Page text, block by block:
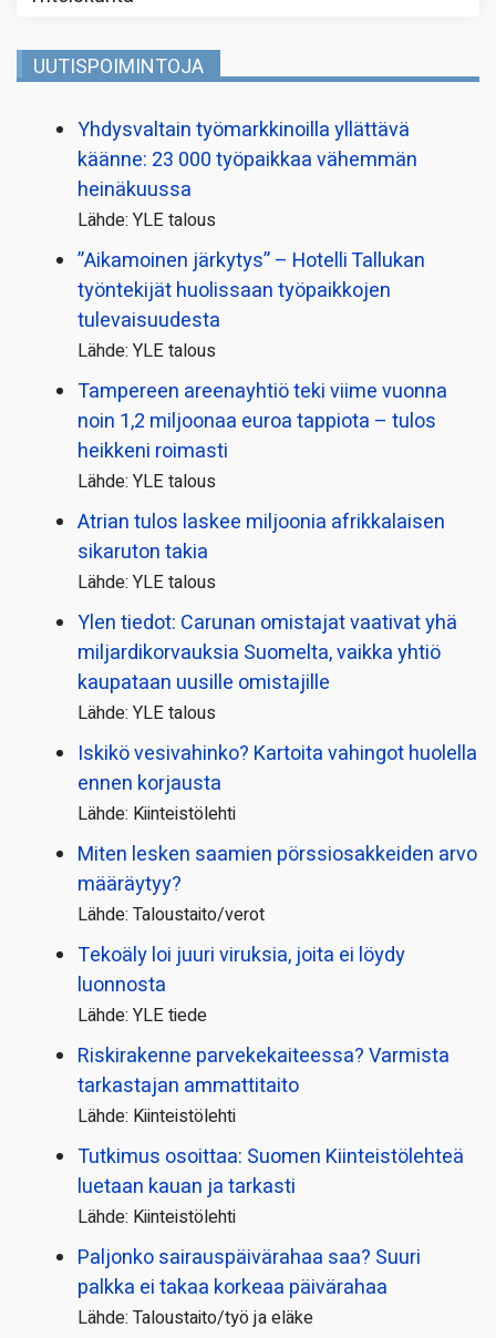
UUTISPOIMINTOJA
Yhdysvaltain työmarkkinoilla yllättävä
käänne: 23 000 työpaikkaa vähemmän
heinäkuussa
Lähde: YLE talous
”Aikamoinen järkytys” – Hotelli Tallukan
työntekijät huolissaan työpaikkojen
tulevaisuudesta
Lähde: YLE talous
Tampereen areenayhtiö teki viime vuonna
noin 1,2 miljoonaa euroa tappiota – tulos
heikkeni roimasti
Lähde: YLE talous
Atrian tulos laskee miljoonia afrikkalaisen
sikaruton takia
Lähde: YLE talous
Ylen tiedot: Carunan omistajat vaativat yhä
miljardi­korvauksia Suomelta, vaikka yhtiö
kaupataan uusille omistajille
Lähde: YLE talous
Iskikö vesivahinko? Kartoita vahingot huolella
ennen korjausta
Lähde: Kiinteistölehti
Miten lesken saamien pörssi­osakkeiden arvo
määräytyy?
Lähde: Taloustaito/verot
Tekoäly loi juuri viruksia, joita ei löydy
luonnosta
Lähde: YLE tiede
Riskirakenne parvekekaiteessa? Varmista
tarkastajan ammattitaito
Lähde: Kiinteistölehti
Tutkimus osoittaa: Suomen Kiinteistölehteä
luetaan kauan ja tarkasti
Lähde: Kiinteistölehti
Paljonko sairauspäivä­rahaa saa? Suuri
palkka ei takaa korkeaa päivärahaa
Lähde: Taloustaito/työ ja eläke